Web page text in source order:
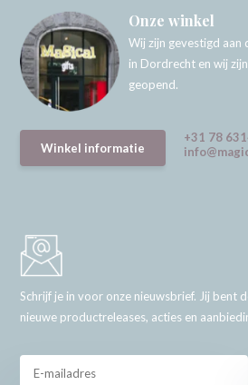
Onze winkel
Wij zijn gevestigd
in Dordrecht en wij
geopend.
Winkel informatie
+31 78
Schrijf je in voor onze nieuwsbrief. Jij bent
nieuwe productreleases, acties en